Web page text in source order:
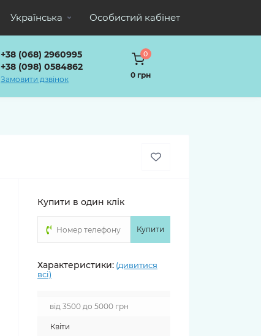
Українська Особистий кабінет
+38 (068) 2960995
+38 (098) 0584862
Замовити дзвінок
0
0 грн
Купити в один клік
Купити
Характеристики: (дивитися
всі)
від 3500 до 5000 грн
Квіти